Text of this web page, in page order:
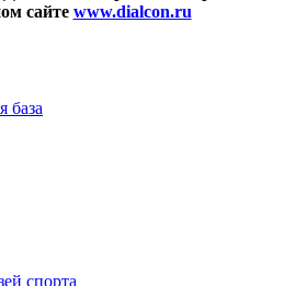
сайте www.dialcon.ru
база
спорта